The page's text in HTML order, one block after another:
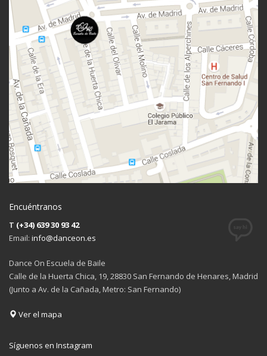
Encuéntranos
T (+34) 639 30 93 42
Email: info@danceon.es
Dance On Escuela de Baile
Calle de la Huerta Chica, 19, 28830 San Fernando de Henares, Madrid
(Junto a Av. de la Cañada, Metro: San Fernando)
Ver el mapa
Síguenos en Instagram